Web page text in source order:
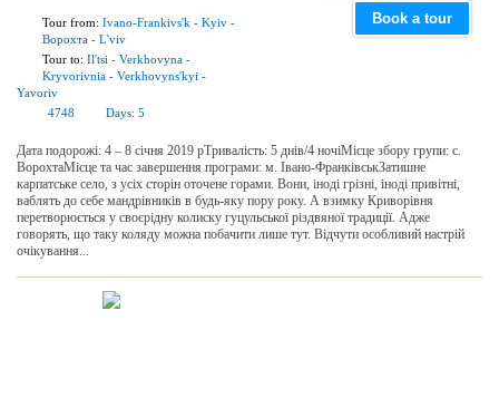
Tour from: Ivano-Frankivs'k - Kyiv -
Ворохта - L'viv
Tour to: Il'tsi - Verkhovyna -
Kryvorivnia - Verkhovyns'kyi -
Yavoriv
4748
Days: 5
Book a tour
Дата подорожі: 4 – 8 січня 2019 рТривалiсть: 5 днів/4 ночіМісце збору групи: с.
ВорохтаМісце та час завершення програми: м. Івано-ФранківськЗатишне
карпатське село, з усіх сторін оточене горами. Вони, іноді грізні, іноді привітні,
ваблять до себе мандрівників в будь-яку пору року. А взимку Криворівня
перетворюється у своєрідну колиску гуцульської різдвяної традиції. Адже
говорять, що таку коляду можна побачити лише тут. Відчути особливий настрій
очікування...